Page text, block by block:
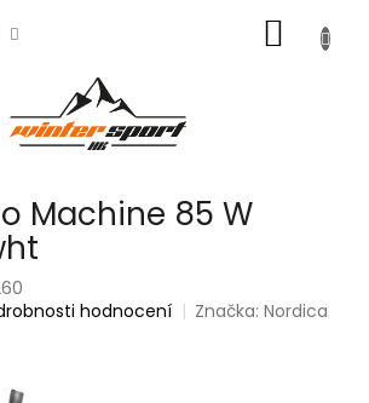
KOŠÍK
Machine 85 W
hodnocení Značka:Nordica